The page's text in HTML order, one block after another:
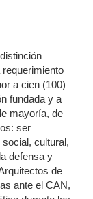
a cien (100)
fundada y a
mayoría, de
ser
cultural,
defensa y
de
ante el CAN,